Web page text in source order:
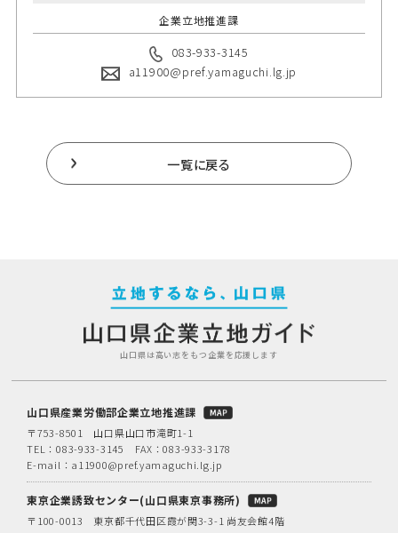
企業立地推進課
083-933-3145
a11900@pref.yamaguchi.lg.jp
一覧に戻る
山口県は高い志をもつ企業を応援します
山口県産業労働部企業立地推進課
〒753-8501 山口県山口市滝町1-1
TEL：083-933-3145
FAX：083-933-3178
E-mail： a11900@pref.yamaguchi.lg.jp
東京企業誘致センター(山口県東京事務所)
〒100-0013 東京都千代田区霞が関3-3-1 尚友会館4階